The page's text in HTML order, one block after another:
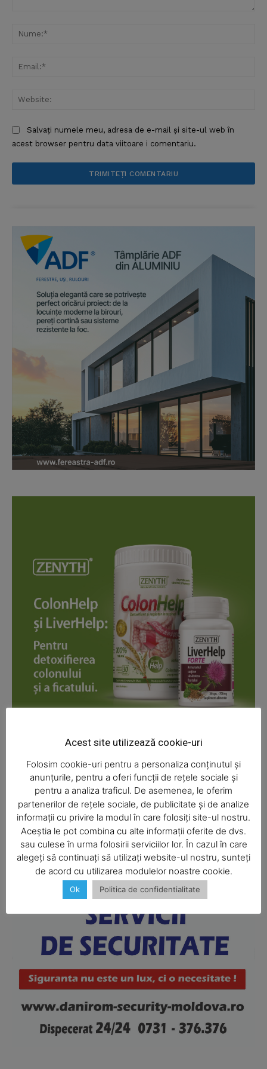
News Week
Magazine PRO
SUBSCRIBE NOW
Company
Contact us
My account
Salvați numele meu, adresa de e-mail și site-ul web în
acest browser pentru data viitoare i comentariu.
Acest site utilizează cookie-uri
Folosim cookie-uri pentru a personaliza conținutul și
anunțurile, pentru a oferi funcții de rețele sociale și
pentru a analiza traficul. De asemenea, le oferim
partenerilor de rețele sociale, de publicitate și de analize
informații cu privire la modul în care folosiți site-ul nostru.
Aceștia le pot combina cu alte informații oferite de dvs.
sau culese în urma folosirii serviciilor lor. În cazul în care
alegeți să continuați să utilizați website-ul nostru, sunteți
de acord cu utilizarea modulelor noastre cookie.
Ok Politica de confidentialitate